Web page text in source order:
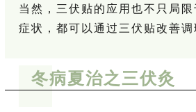
当然，三伏贴的应用也不只局
症状，都可以通过三伏贴改善调
冬病夏治之三伏灸